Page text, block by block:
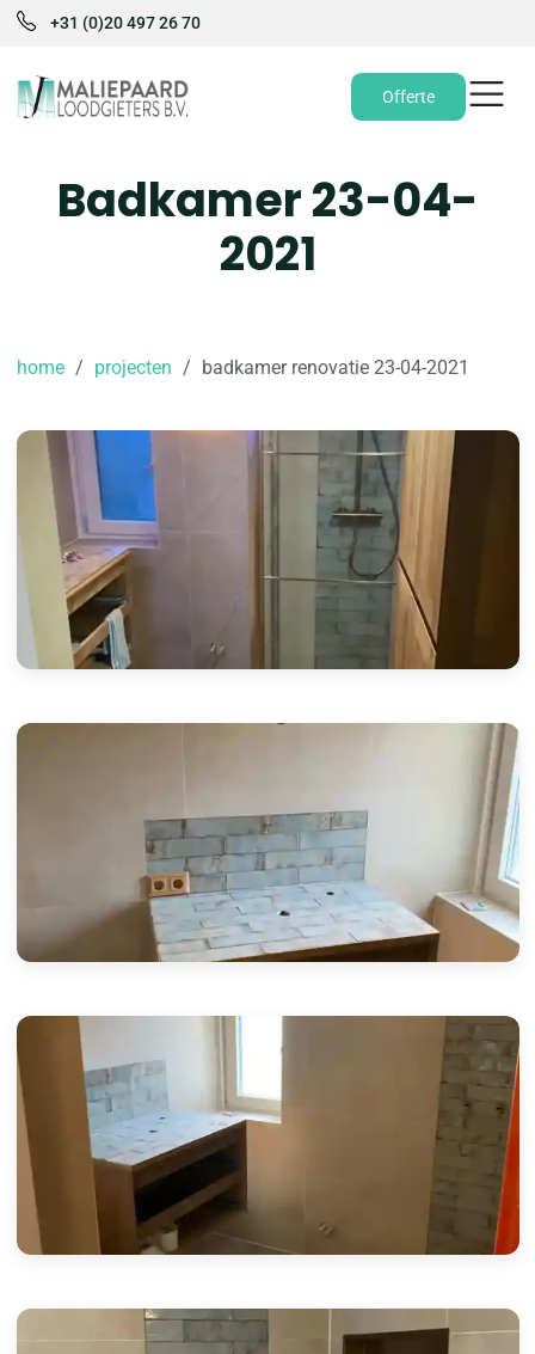
+31 (0)20 497 26 70
Offerte
Badkamer 23-04-
2021
home projecten badkamer renovatie 23-04-2021